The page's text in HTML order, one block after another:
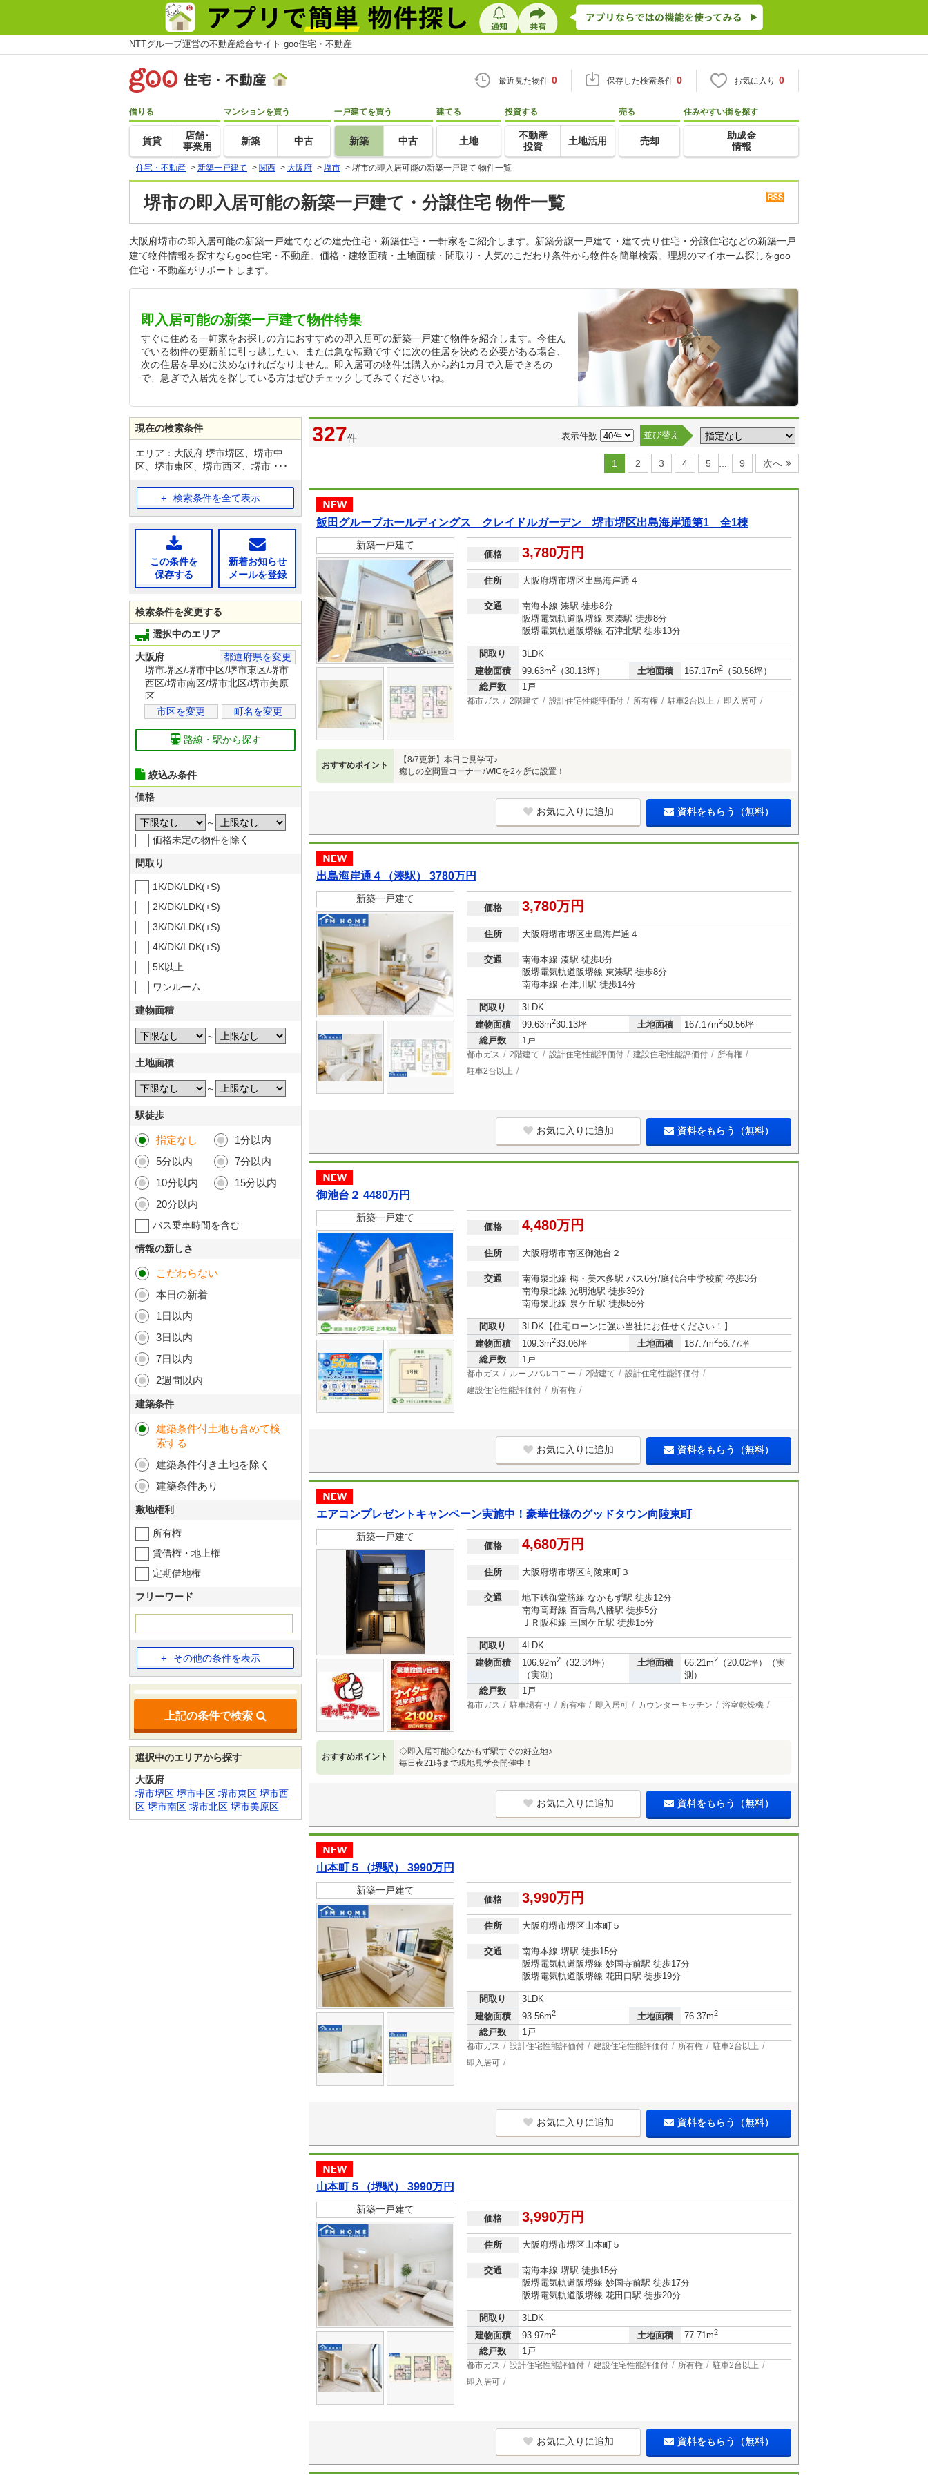
NTTグループ運営の不動産総合サイト goo住宅・不動産
最近見た物件 0 保存した検索条件 0 お気に入り 0
借りる
賃貸
店舗･
事業用
マンションを買う
新築 中古
一戸建てを買う
新築 中古
建てる
土地
投資する
不動産
投資
土地活用
売る
売却
住みやすい街を探す
助成金
情報
住宅・不動産 > 新築一戸建て > 関西 > 大阪府 > 堺市 > 堺市の即入居可能の新築一戸建て 物件一覧
堺市の即入居可能の新築一戸建て・分譲住宅 物件一覧
大阪府堺市の即入居可能の新築一戸建てなどの建売住宅・新築住宅・一軒家をご紹介します。新築分譲一戸建て・建て売り住宅・分譲住宅などの新築一戸
建て物件情報を探すならgoo住宅・不動産。価格・建物面積・土地面積・間取り・人気のこだわり条件から物件を簡単検索。理想のマイホーム探しをgoo
住宅・不動産がサポートします。
即入居可能の新築一戸建て物件特集
すぐに住める一軒家をお探しの方におすすめの即入居可の新築一戸建て物件を紹介します。今住ん
でいる物件の更新前に引っ越したい、または急な転勤ですぐに次の住居を決める必要がある場合、
次の住居を早めに決めなければなりません。即入居可の物件は購入から約1カ月で入居できるの
で、急ぎで入居先を探している方はぜひチェックしてみてくださいね。
327件 表示件数 並び替え
1 2 3 4 5 … 9 次へ
飯田グループホールディングス クレイドルガーデン 堺市堺区出島海岸通第1 全1棟
新築一戸建て
価格 3,780万円
住所 大阪府堺市堺区出島海岸通４
交通
南海本線 湊駅 徒歩8分
阪堺電気軌道阪堺線 東湊駅 徒歩8分
阪堺電気軌道阪堺線 石津北駅 徒歩13分
間取り
3LDK
建物面積
99.63m2 （30.13坪） 土地面積 167.17m2
（50.56坪）
総戸数
1戸
都市ガス 2階建て 設計住宅性能評価付 所有権 駐車2台以上 即入居可
おすすめポイント
【8/7更新】本日ご見学可♪
癒しの空間畳コーナー♪WICを2ヶ所に設置！
お気に入りに追加 資料をもらう（無料）
出島海岸通４（湊駅） 3780万円
新築一戸建て
価格 3,780万円
住所 大阪府堺市堺区出島海岸通４
交通
南海本線 湊駅 徒歩8分
阪堺電気軌道阪堺線 東湊駅 徒歩8分
南海本線 石津川駅 徒歩14分
間取り
3LDK
建物面積
99.63m230.13坪 土地面積 167.17m250.56坪
総戸数
1戸
都市ガス 2階建て 設計住宅性能評価付 建設住宅性能評価付
所有権
駐車2台以上
お気に入りに追加 資料をもらう（無料）
御池台２ 4480万円
新築一戸建て
価格 4,480万円
住所 大阪府堺市南区御池台２
交通
南海泉北線 栂・美木多駅 バス6分/庭代台中学校前 停歩3分
南海泉北線 光明池駅 徒歩39分
南海泉北線 泉ケ丘駅 徒歩56分
間取り
3LDK【住宅ローンに強い当社にお任せください！】
建物面積
109.3m233.06坪 土地面積 187.7m256.77坪
総戸数
1戸
都市ガス ルーフバルコニー 2階建て
設計住宅性能評価付
建設住宅性能評価付
所有権
お気に入りに追加 資料をもらう（無料）
エアコンプレゼントキャンペーン実施中！豪華仕様のグッドタウン向陵東町
新築一戸建て
価格 4,680万円
住所 大阪府堺市堺区向陵東町３
交通
地下鉄御堂筋線 なかもず駅 徒歩12分
南海高野線 百舌鳥八幡駅 徒歩5分
ＪＲ阪和線 三国ケ丘駅 徒歩15分
間取り
4LDK
建物面積
106.92m2
（32.34坪）
（実測）
土地面積 66.21m2
（20.02坪）（実
測）
総戸数
1戸
都市ガス 駐車場有り 所有権 即入居可 カウンターキッチン 浴室乾燥機
おすすめポイント
◇即入居可能◇なかもず駅すぐの好立地♪
毎日夜21時まで現地見学会開催中！
お気に入りに追加 資料をもらう（無料）
山本町５（堺駅） 3990万円
新築一戸建て
価格 3,990万円
住所 大阪府堺市堺区山本町５
交通
南海本線 堺駅 徒歩15分
阪堺電気軌道阪堺線 妙国寺前駅 徒歩17分
阪堺電気軌道阪堺線 花田口駅 徒歩19分
間取り
3LDK
建物面積
93.56m2 土地面積 76.37m2
総戸数 1戸
都市ガス 設計住宅性能評価付 建設住宅性能評価付 所有権
駐車2台以上
即入居可
お気に入りに追加 資料をもらう（無料）
山本町５（堺駅） 3990万円
新築一戸建て
価格 3,990万円
住所 大阪府堺市堺区山本町５
交通
南海本線 堺駅 徒歩15分
阪堺電気軌道阪堺線 妙国寺前駅 徒歩17分
阪堺電気軌道阪堺線 花田口駅 徒歩20分
間取り
3LDK
建物面積
93.97m2 土地面積 77.71m2
総戸数 1戸
都市ガス 設計住宅性能評価付 建設住宅性能評価付 所有権
駐車2台以上
即入居可
お気に入りに追加 資料をもらう（無料）
現在の検索条件
エリア：大阪府 堺市堺区、堺市中
区、堺市東区、堺市西区、堺市 ･･･
検索条件を全て表示
この条件を
保存する
新着お知らせ
メールを登録
検索条件を変更する
選択中のエリア
大阪府
都道府県を変更
堺市堺区/堺市中区/堺市東区/堺市
西区/堺市南区/堺市北区/堺市美原
区
市区を変更
町名を変更
路線・駅から探す
絞込み条件
価格
～
価格未定の物件を除く
間取り
1K/DK/LDK(+S)
2K/DK/LDK(+S)
3K/DK/LDK(+S)
4K/DK/LDK(+S)
5K以上
ワンルーム
建物面積
～
土地面積
～
駅徒歩
指定なし
1分以内
5分以内
7分以内
10分以内
15分以内
20分以内
バス乗車時間を含む
情報の新しさ
こだわらない
本日の新着
1日以内
3日以内
7日以内
2週間以内
建築条件
建築条件付土地も含めて検
索する
建築条件付き土地を除く
建築条件あり
敷地権利
所有権
賃借権・地上権
定期借地権
フリーワード
その他の条件を表示
上記の条件で検索
選択中のエリアから探す
大阪府
堺市堺区 堺市中区 堺市東区 堺市西
区 堺市南区 堺市北区 堺市美原区